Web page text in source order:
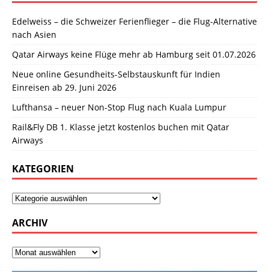
Edelweiss – die Schweizer Ferienflieger – die Flug-Alternative
nach Asien
Qatar Airways keine Flüge mehr ab Hamburg seit 01.07.2026
Neue online Gesundheits-Selbstauskunft für Indien
Einreisen ab 29. Juni 2026
Lufthansa – neuer Non-Stop Flug nach Kuala Lumpur
Rail&Fly DB 1. Klasse jetzt kostenlos buchen mit Qatar
Airways
KATEGORIEN
ARCHIV